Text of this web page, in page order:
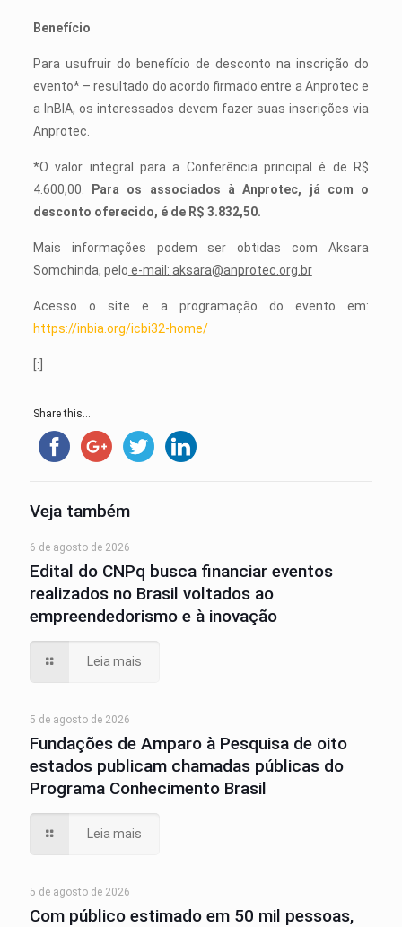
Benefício
Para usufruir do benefício de desconto na inscrição do
evento* – resultado do acordo firmado entre a Anprotec e
a InBIA, os interessados devem fazer suas inscrições via
Anprotec.
*O valor integral para a Conferência principal é de R$
4.600,00.
Para os associados à Anprotec, já com o
desconto oferecido, é de R$ 3.832,50.
Mais informações podem ser obtidas com Aksara
Somchinda, pelo e-mail: aksara@anprotec.org.br
Acesso o site e a programação do evento em:
https://inbia.org/icbi32-home/
[:]
Share this...
Veja também
6 de agosto de 2026
Edital do CNPq busca financiar eventos
realizados no Brasil voltados ao
empreendedorismo e à inovação
Leia mais
5 de agosto de 2026
Fundações de Amparo à Pesquisa de oito
estados publicam chamadas públicas do
Programa Conhecimento Brasil
Leia mais
5 de agosto de 2026
Com público estimado em 50 mil pessoas,